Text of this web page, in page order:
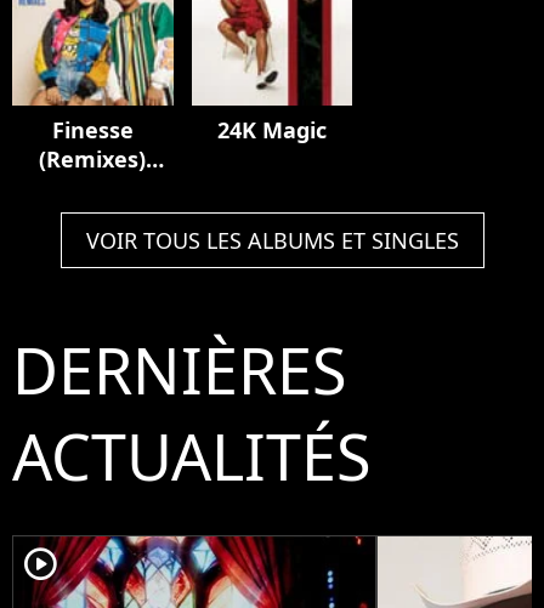
Finesse
(Remixes)
24K Magic
VOIR TOUS LES ALBUMS ET SINGLES
DERNIÈRES
ACTUALITÉS
player2